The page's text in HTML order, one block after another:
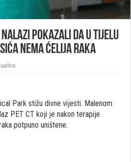
pokazali da u tijelu
nema ćelija raka
Park stižu divne vijesti. Malenom
PET CT koji je nakon terapije
potpuno uništene.